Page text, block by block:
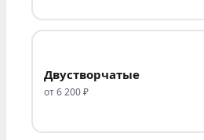
Двустворчатые
от 6 200 ₽